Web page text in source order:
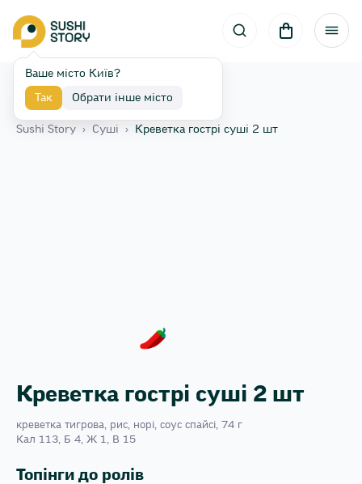
Ваше місто Київ?
Так Обрати інше місто
Назад
Sushi Story › Сушi › Креветка гострі суші 2 шт
Креветка гострі суші 2 шт
креветка тигрова, рис, норі, соус спайсі, 74 г
Кал 113, Б 4, Ж 1, В 15
Топінги до ролів